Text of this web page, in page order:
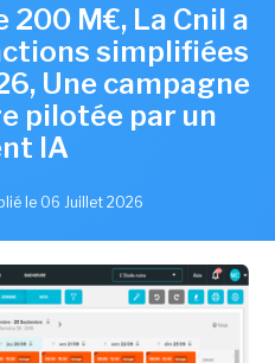
200 M€, La Cnil a
simplifiées
Une campagne
pilotée par un
IA
le 06 Juillet 2026